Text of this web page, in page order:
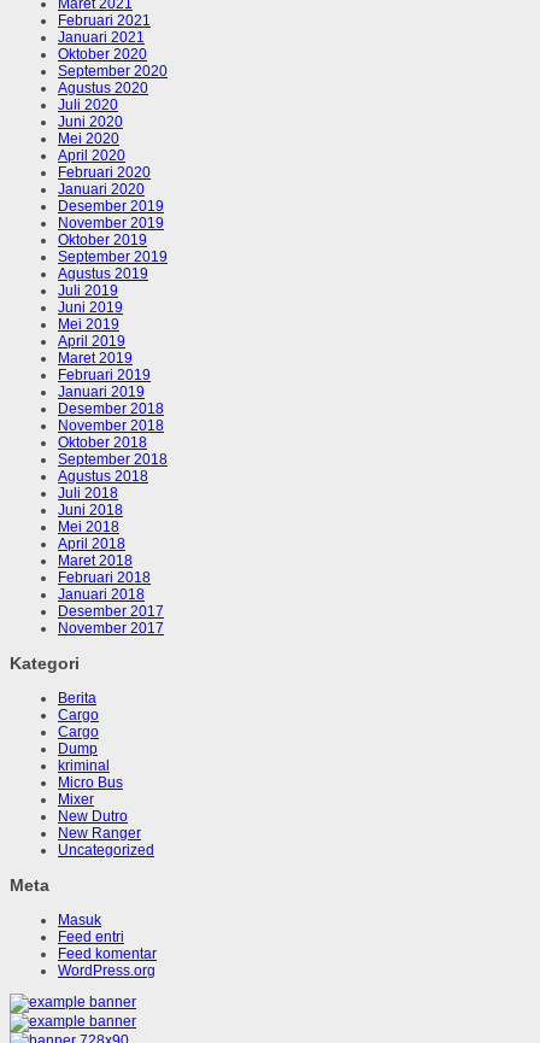
Maret 2021
Februari 2021
Januari 2021
Oktober 2020
September 2020
Agustus 2020
Juli 2020
Juni 2020
Mei 2020
April 2020
Februari 2020
Januari 2020
Desember 2019
November 2019
Oktober 2019
September 2019
Agustus 2019
Juli 2019
Juni 2019
Mei 2019
April 2019
Maret 2019
Februari 2019
Januari 2019
Desember 2018
November 2018
Oktober 2018
September 2018
Agustus 2018
Juli 2018
Juni 2018
Mei 2018
April 2018
Maret 2018
Februari 2018
Januari 2018
Desember 2017
November 2017
Kategori
Berita
Cargo
Cargo
Dump
kriminal
Micro Bus
Mixer
New Dutro
New Ranger
Uncategorized
Meta
Masuk
Feed entri
Feed komentar
WordPress.org